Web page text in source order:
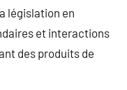
législation en
et interactions
des produits de